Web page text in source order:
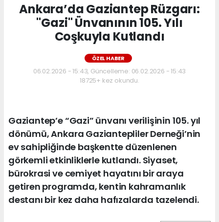
Ankara’da Gaziantep Rüzgarı:
"Gazi" Ünvanının 105. Yılı
Coşkuyla Kutlandı
ÖZEL HABER
06.02.2026 - 15:43, Güncelleme: 06.02.2026 - 15:43
18725+ kez okundu.
Gaziantep’e “Gazi” ünvanı verilişinin 105. yıl
dönümü, Ankara Gaziantepliler Derneği’nin
ev sahipliğinde başkentte düzenlenen
görkemli etkinliklerle kutlandı. Siyaset,
bürokrasi ve cemiyet hayatını bir araya
getiren programda, kentin kahramanlık
destanı bir kez daha hafızalarda tazelendi.